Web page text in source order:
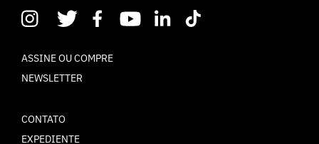
ASSINE OU COMPRE
NEWSLETTER
CONTATO
EXPEDIENTE